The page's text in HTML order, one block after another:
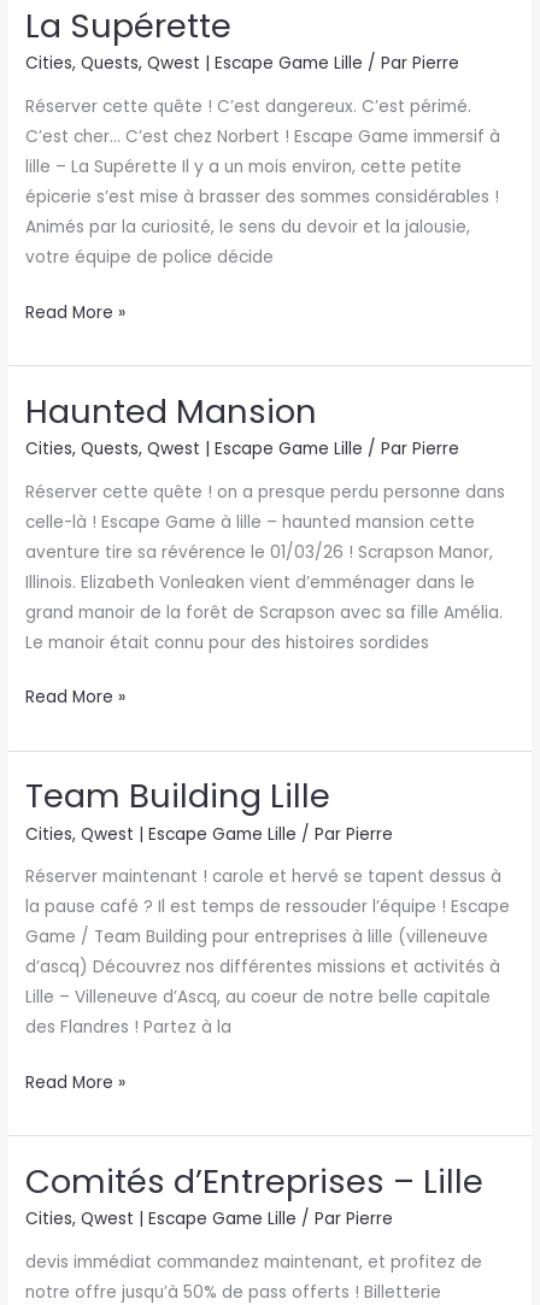
La Supérette
Cities,Quests,Qwest | Escape Game Lille / ParPierre
Réserver cette quête ! C’est dangereux. C’est périmé.
C’est cher… C’est chez Norbert ! Escape Game immersif à
lille – La Supérette Il y a un mois environ, cette petite
épicerie s’est mise à brasser des sommes considérables !
Animés par la curiosité, le sens du devoir et la jalousie,
votre équipe de police décide
Read More »
Haunted Mansion
Cities,Quests,Qwest | Escape Game Lille / ParPierre
Réserver cette quête ! on a presque perdu personne dans
celle-là ! Escape Game à lille – haunted mansion cette
aventure tire sa révérence le 01/03/26 ! Scrapson Manor,
Illinois. Elizabeth Vonleaken vient d’emménager dans le
grand manoir de la forêt de Scrapson avec sa fille Amélia.
Le manoir était connu pour des histoires sordides
Haunted
Read More »
Team Building Lille
Cities,Qwest | Escape Game Lille / ParPierre
Réserver maintenant ! carole et hervé se tapent dessus à
la pause café ? Il est temps de ressouder l’équipe ! Escape
Game / Team Building pour entreprises à lille (villeneuve
d’ascq) Découvrez nos différentes missions et activités à
Lille – Villeneuve d’Ascq, au coeur de notre belle capitale
des Flandres ! Partez à la
Team
Read More »
Comités d’Entreprises – Lille
Cities,Qwest | Escape Game Lille / ParPierre
devis immédiat commandez maintenant, et profitez de
notre offre jusqu’à 50% de pass offerts ! Billetterie
Comités
d’Entreprises
Lille